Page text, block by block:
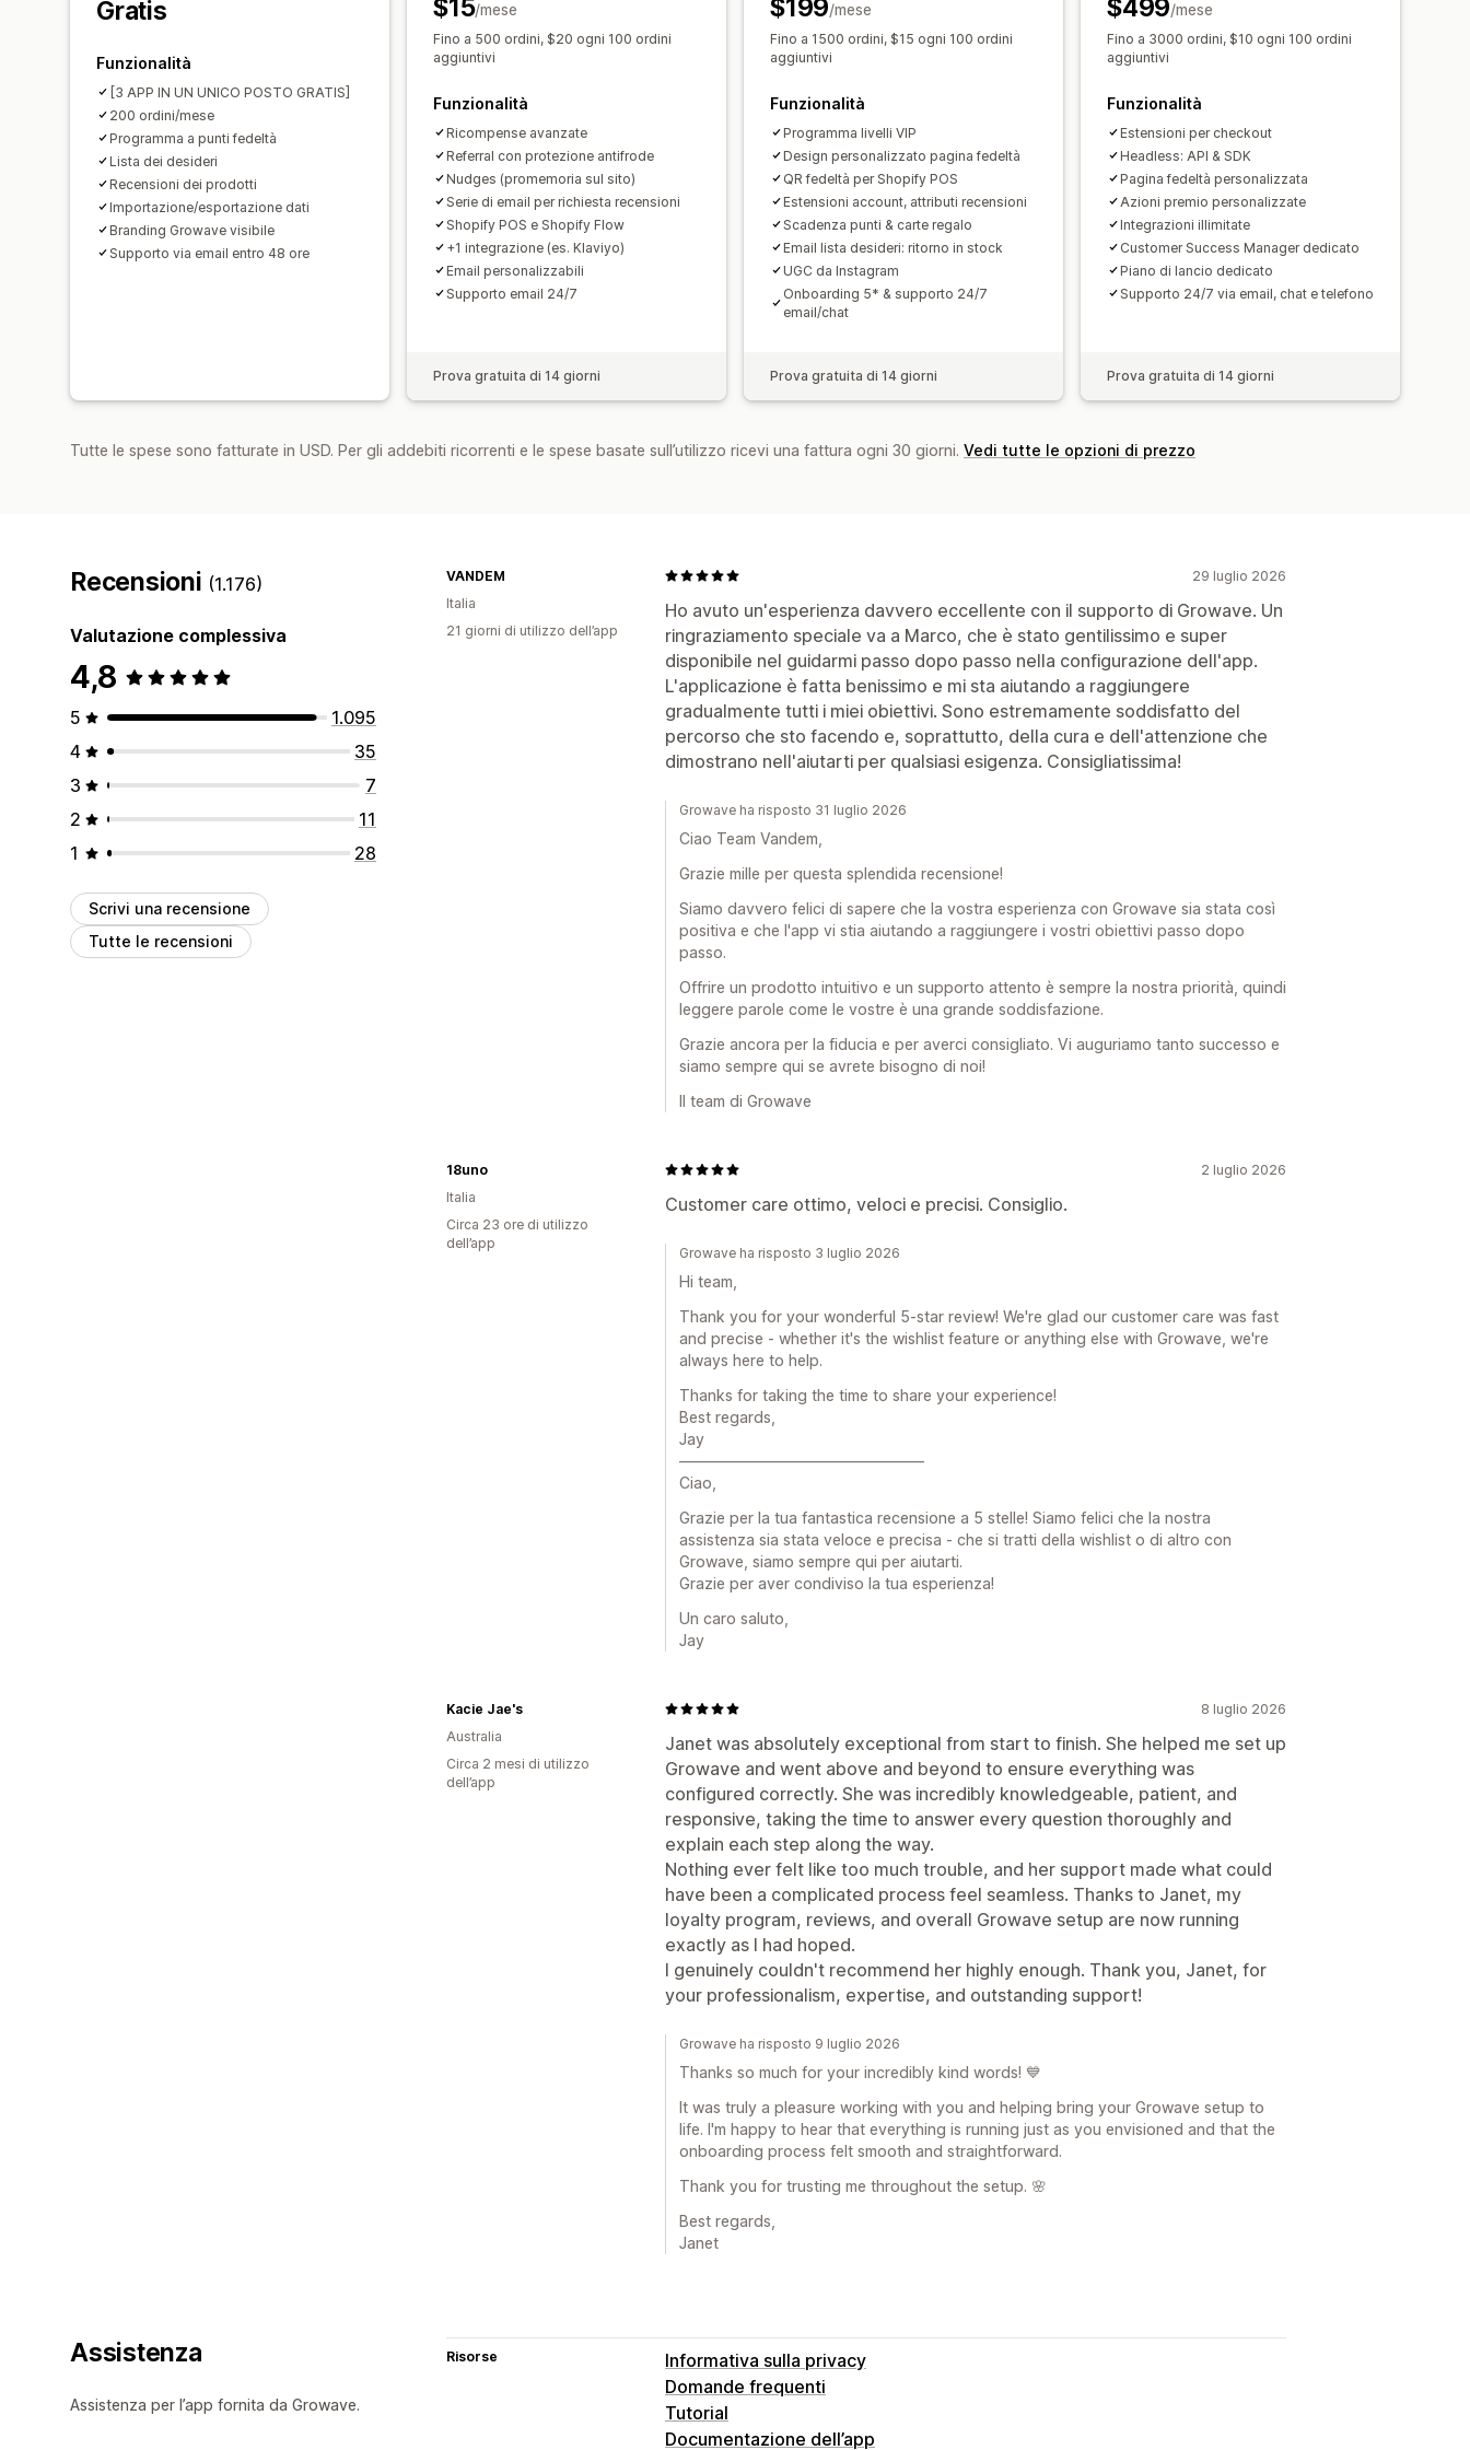
Personalizzazione
Branding personalizzato
Icone personalizzate
Multilingua
Gratis
Funzionalità
[3 APP IN UN UNICO POSTO GRATIS]
200 ordini/mese
Programma a punti fedeltà
Lista dei desideri
Recensioni dei prodotti
Importazione/esportazione dati
Branding Growave visibile
Supporto via email entro 48 ore
$15/mese
Fino a 500 ordini, $20 ogni 100 ordini
aggiuntivi
Funzionalità
Ricompense avanzate
Referral con protezione antifrode
Nudges (promemoria sul sito)
Serie di email per richiesta recensioni
Shopify POS e Shopify Flow
+1 integrazione (es. Klaviyo)
Email personalizzabili
Supporto email 24/7
Prova gratuita di 14 giorni
$199/mese
Fino a 1500 ordini, $15 ogni 100 ordini
aggiuntivi
Funzionalità
Programma livelli VIP
Design personalizzato pagina fedeltà
QR fedeltà per Shopify POS
Estensioni account, attributi recensioni
Scadenza punti & carte regalo
Email lista desideri: ritorno in stock
UGC da Instagram
Onboarding 5* & supporto 24/7
email/chat
Prova gratuita di 14 giorni
$499/mese
Fino a 3000 ordini, $10 ogni 100 ordini
aggiuntivi
Funzionalità
Estensioni per checkout
Headless: API & SDK
Pagina fedeltà personalizzata
Azioni premio personalizzate
Integrazioni illimitate
Customer Success Manager dedicato
Piano di lancio dedicato
Supporto 24/7 via email, chat e telefono
Prova gratuita di 14 giorni
Tutte le spese sono fatturate in USD. Per gli addebiti ricorrenti e le spese basate sull’utilizzo ricevi una fattura ogni 30 giorni. Vedi tutte le opzioni di prezzo
Recensioni (1.176)
Valutazione complessiva
4,8
5
1.095
4
35
3
7
2
11
1
28
Scrivi una recensione
Tutte le recensioni
29 luglio 2026
Ho avuto un'esperienza davvero eccellente con il supporto di Growave. Un
ringraziamento speciale va a Marco, che è stato gentilissimo e super
disponibile nel guidarmi passo dopo passo nella configurazione dell'app.
L'applicazione è fatta benissimo e mi sta aiutando a raggiungere
gradualmente tutti i miei obiettivi. Sono estremamente soddisfatto del
percorso che sto facendo e, soprattutto, della cura e dell'attenzione che
dimostrano nell'aiutarti per qualsiasi esigenza. Consigliatissima!
VANDEM
Italia
21 giorni di utilizzo dell’app
Growave ha risposto 31 luglio 2026
Ciao Team Vandem,
Grazie mille per questa splendida recensione!
Siamo davvero felici di sapere che la vostra esperienza con Growave sia stata così
positiva e che l'app vi stia aiutando a raggiungere i vostri obiettivi passo dopo
passo.
Offrire un prodotto intuitivo e un supporto attento è sempre la nostra priorità, quindi
leggere parole come le vostre è una grande soddisfazione.
Grazie ancora per la fiducia e per averci consigliato. Vi auguriamo tanto successo e
siamo sempre qui se avrete bisogno di noi!
Il team di Growave
2 luglio 2026
Customer care ottimo, veloci e precisi. Consiglio.
18uno
Italia
Circa 23 ore di utilizzo
dell’app
Growave ha risposto 3 luglio 2026
Hi team,
Thank you for your wonderful 5-star review! We're glad our customer care was fast
and precise - whether it's the wishlist feature or anything else with Growave, we're
always here to help.
Thanks for taking the time to share your experience!
Best regards,
Jay
————————————————
Ciao,
Grazie per la tua fantastica recensione a 5 stelle! Siamo felici che la nostra
assistenza sia stata veloce e precisa - che si tratti della wishlist o di altro con
Growave, siamo sempre qui per aiutarti.
Grazie per aver condiviso la tua esperienza!
Un caro saluto,
Jay
8 luglio 2026
Janet was absolutely exceptional from start to finish. She helped me set up
Growave and went above and beyond to ensure everything was
configured correctly. She was incredibly knowledgeable, patient, and
responsive, taking the time to answer every question thoroughly and
explain each step along the way.
Nothing ever felt like too much trouble, and her support made what could
have been a complicated process feel seamless. Thanks to Janet, my
loyalty program, reviews, and overall Growave setup are now running
exactly as I had hoped.
I genuinely couldn't recommend her highly enough. Thank you, Janet, for
your professionalism, expertise, and outstanding support!
Kacie Jae's
Australia
Circa 2 mesi di utilizzo
dell’app
Growave ha risposto 9 luglio 2026
Thanks so much for your incredibly kind words! 💙
It was truly a pleasure working with you and helping bring your Growave setup to
life. I'm happy to hear that everything is running just as you envisioned and that the
onboarding process felt smooth and straightforward.
Thank you for trusting me throughout the setup. 🌸
Best regards,
Janet
Assistenza
Assistenza per l’app fornita da Growave.
Risorse
Informativa sulla privacy
Domande frequenti
Tutorial
Documentazione dell’app